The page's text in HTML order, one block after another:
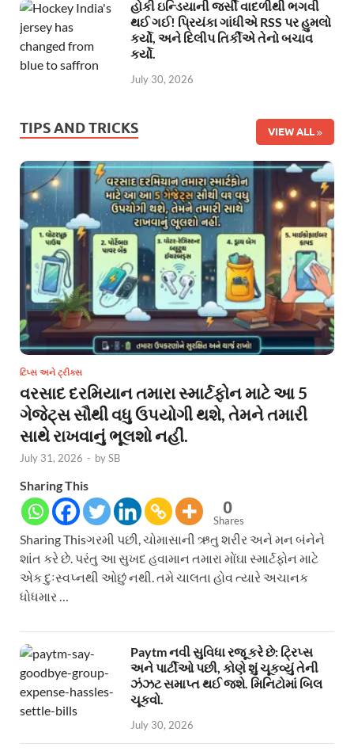
હોકી ઇન્ડિયાની જર્સી વાદળીથી ભગવી
થઈ ગઈ! પ્રિયંકા ગાંધીએ RSS પર હુમલો
કર્યો, અને દિલીપ તિર્કીએ તેનો બચાવ
કર્યો.
July 30, 2026
TIPS AND TRICKS VIEW ALL
ટિપ્સ અને ટ્રીક્સ
વરસાદ દરમિયાન તમારા સ્માર્ટફોન માટે આ 5
ગેજેટ્સ સૌથી વધુ ઉપયોગી થશે, તેમને તમારી
સાથે રાખવાનું ભૂલશો નહીં.
July 31, 2026 - bySB
Sharing This
0
Shares
Sharing Thisગરમી પછી, ચોમાસાની ઋતુ શરીર અને મન બંનેને
શાંત કરે છે. પરંતુ આ સુખદ હવામાન તમારા મોંઘા સ્માર્ટફોન માટે
એક દુઃસ્વપ્નથી ઓછું નથી. તમે ચાલતા હોવ ત્યારે અચાનક
ધોધમાર …
Paytm નવી સુવિધા રજૂ કરે છે: ટ્રિપ્સ
અને પાર્ટીઓ પછી, કોણે શું ચૂકવ્યું તેની
ઝંઝટ સમાપ્ત થઈ જશે. મિનિટોમાં બિલ
ચૂકવો.
July 30, 2026